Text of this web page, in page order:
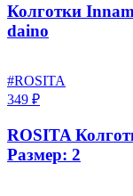
Колготки
daino
#ROSITA
349 ₽
ROSITA
Размер: 2